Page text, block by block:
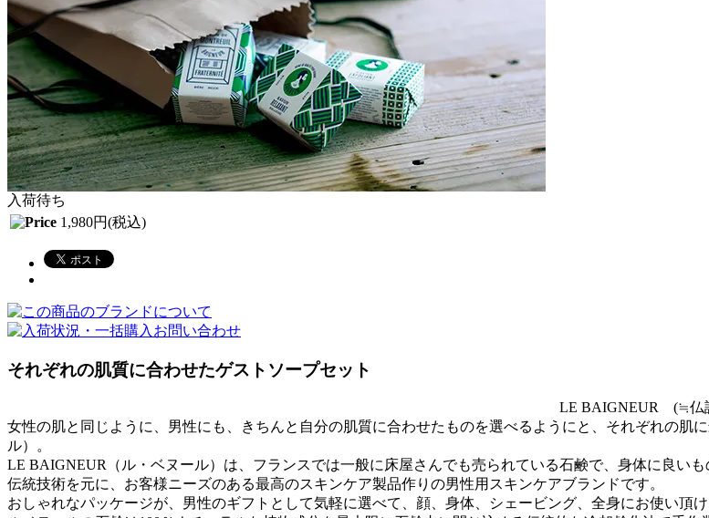
入荷待ち
1,980円(税込)
それぞれの肌質に合わせたゲストソープセット
LE BAIGNEUR (≒仏
女性の肌と同じように、男性にも、きちんと自分の肌質に合わせたものを選べるようにと、それぞれの肌
ル）。
LE BAIGNEUR（ル・ベヌール）は、フランスでは一般に床屋さんでも売られている石鹸で、身体に良い
伝統技術を元に、お客様ニーズのある最高のスキンケア製品作りの男性用スキンケアブランドです。
おしゃれなパッケージが、男性のギフトとして気軽に選べて、顔、身体、シェービング、全身にお使い頂